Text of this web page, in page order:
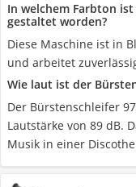
In welchem Farbton
gestaltet worden?
Diese Maschine ist in
und arbeitet
Wie laut ist der
Der Bürstenschleifer
Lautstärke von 89 dB.
Musik in einer